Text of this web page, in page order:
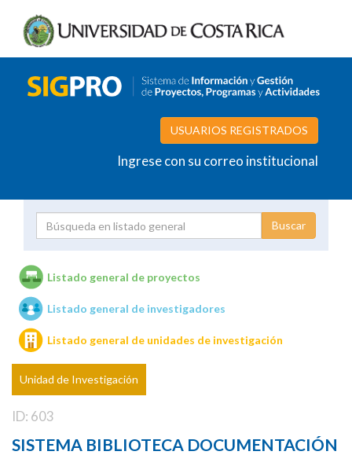
USUARIOS REGISTRADOS
Ingrese con su correo institucional
Unidades de investigación
Listado general de proyectos
Listado general de investigadores
Listado general de unidades de investigación
Unidad de Investigación
ID: 603
SISTEMA BIBLIOTECA DOCUMENTACIÓN